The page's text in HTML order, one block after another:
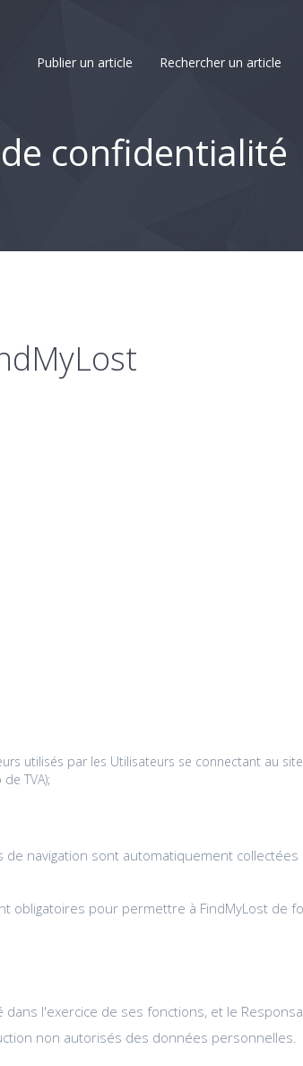
Publier un article Rechercher un article
confidentialité
utilisés par les Utilisateurs se connectant au site
TVA);
navigation sont automatiquement collectées
pour permettre à FindMyLost de
l'exercice de ses fonctions, et le
non autorisés des données personnelles.